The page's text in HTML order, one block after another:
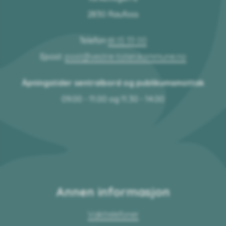
2830 Raufoss
Telefon 61 15 33 00
Epost: post@vestre-toten.kommune.no
Åpningstider sentralbord og publikumsmottak
09.00 - 11.00 og 11.30 - 14.00
Annen informasjon
Vakttelefoner